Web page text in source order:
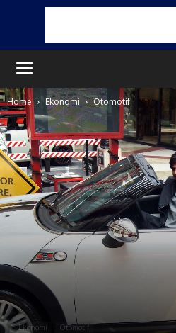
Home Ekonomi Otomotif
Ekonomi Otomotif